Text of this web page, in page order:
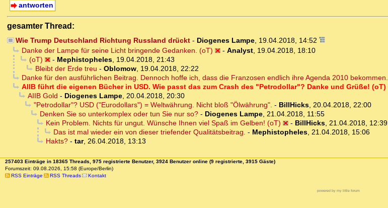
antworten
gesamter Thread:
Wie Trump Deutschland Richtung Russland drückt- Diogenes Lampe, 19.04.2018, 14:52
Danke der Lampe für seine Licht bringende Gedanken. (oT)
- Analyst, 19.04.2018, 18:10
(oT)
- Mephistopheles, 19.04.2018, 21:43
Bleibt der Erde treu - Oblomow, 19.04.2018, 22:22
Danke für den ausführlichen Beitrag. Dennoch hoffe ich, dass die Franzosen endlich ihre Agenda 2010 bekommen.
AIIB führt die eigenen Bücher in USD. Wie passt das zum Crash des "Petrodollar"? Danke und Grüße! (oT)
AIIB Gold - Diogenes Lampe, 20.04.2018, 20:30
"Petrodollar"? USD ("Eurodollars") = Weltwährung. Nicht bloß "Ölwährung". - BillHicks, 20.04.2018, 22:00
Denken Sie so unterkomplex oder tun Sie nur so?- Diogenes Lampe, 21.04.2018, 11:55
Kein Problem. Nichts für ungut. Wünsche Ihnen viel Spaß im Gelben! (oT)
- BillHicks, 21.04.2018, 12:39
Das ist mal wieder ein von dieser triefender Qualitätsbeitrag. - Mephistopheles, 21.04.2018, 15:06
Hakts?- tar, 26.04.2018, 13:13
257403 Einträge in 18365 Threads, 975 registrierte Benutzer, 3924 Benutzer online (9 registrierte, 3915 Gäste)
Forumszeit: 09.08.2026, 15:58 (Europe/Berlin)
RSS Einträge
RSS Threads Kontakt
powered by my little forum